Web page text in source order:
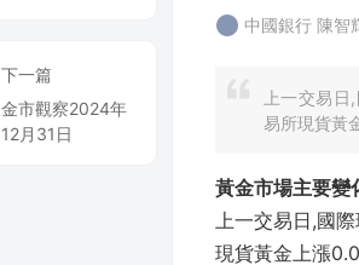
下一篇
金市觀察2024年
12月31日
中國銀行 陳智
上一交易
易所現貨黃
黃金市場主要變
上一交易日,國
現貨黃金上漲